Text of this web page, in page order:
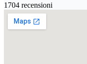
1704 recensioni